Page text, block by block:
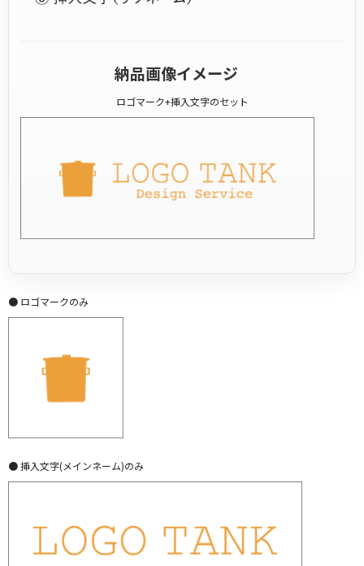
納品画像イメージ
ロゴマーク+挿入文字のセット
● ロゴマークのみ
● 挿入文字(メインネーム)のみ